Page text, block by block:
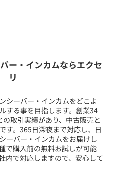
力(製品名等)
をリセット
ー・インカムならエクセ
リ
シーバー・インカムをどこよ
する事を目指します。創業34
取引実績があり、中古販売と
す。365日深夜まで対応し、日
ーバー・インカムをお届けし
で購入前の無料お試しが可能
内で対応しますので、安心して